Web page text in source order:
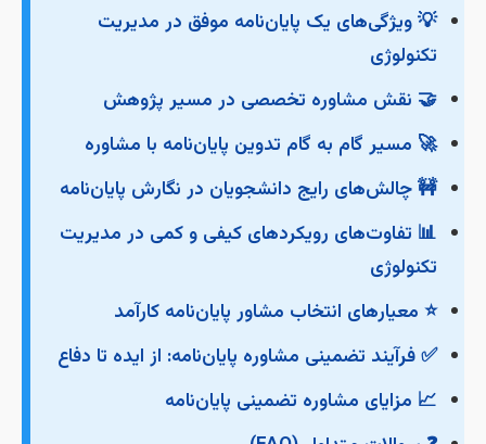
💡 ویژگی‌های یک پایان‌نامه موفق در مدیریت
تکنولوژی
🤝 نقش مشاوره تخصصی در مسیر پژوهش
🚀 مسیر گام به گام تدوین پایان‌نامه با مشاوره
🚧 چالش‌های رایج دانشجویان در نگارش پایان‌نامه
📊 تفاوت‌های رویکردهای کیفی و کمی در مدیریت
تکنولوژی
⭐ معیارهای انتخاب مشاور پایان‌نامه کارآمد
✅ فرآیند تضمینی مشاوره پایان‌نامه: از ایده تا دفاع
📈 مزایای مشاوره تضمینی پایان‌نامه